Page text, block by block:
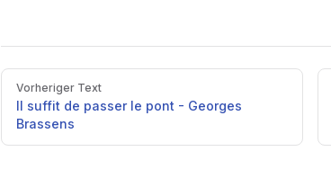
PagerVorheriger Text
Il suffit de passer le pont - Georges
Brassens